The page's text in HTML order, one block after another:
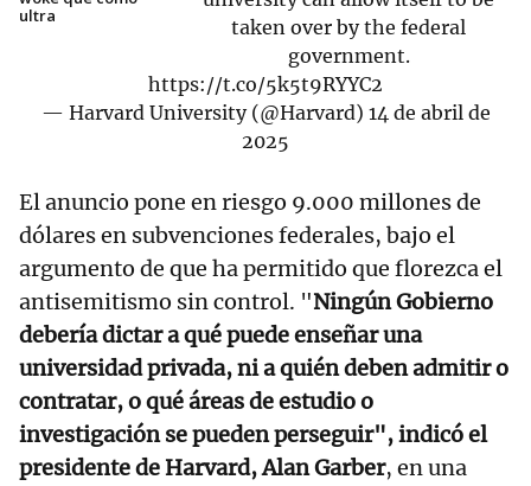
ultra
taken over by the federal
government.
https://t.co/5k5t9RYYC2
— Harvard University (@Harvard) 14 de abril de
2025
El anuncio pone en riesgo 9.000 millones de
dólares en subvenciones federales, bajo el
argumento de que ha permitido que florezca el
antisemitismo sin control. "Ningún Gobierno
debería dictar a qué puede enseñar una
universidad privada, ni a quién deben admitir o
contratar, o qué áreas de estudio o
investigación se pueden perseguir", indicó el
presidente de Harvard, Alan Garber, en una